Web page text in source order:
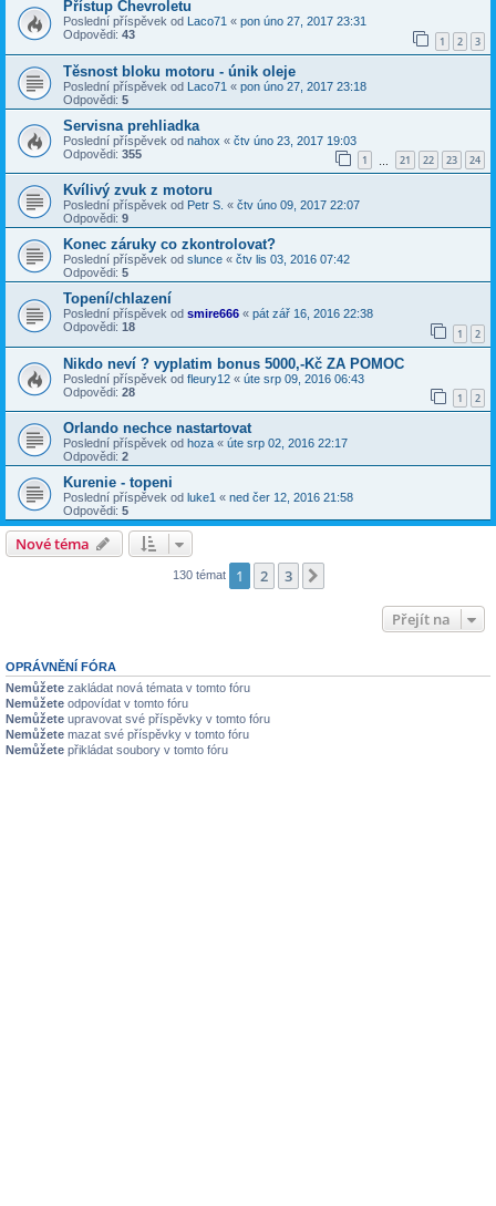
Přístup Chevroletu
Poslední příspěvek od Laco71 « pon úno 27, 2017 23:31
Odpovědi: 43 1 2 3
Těsnost bloku motoru - únik oleje
Poslední příspěvek od Laco71 « pon úno 27, 2017 23:18
Odpovědi: 5
Servisna prehliadka
Poslední příspěvek od nahox « čtv úno 23, 2017 19:03
Odpovědi: 355 1 21 22 23 24
Kvílivý zvuk z motoru
Poslední příspěvek od Petr S. « čtv úno 09, 2017 22:07
Odpovědi: 9
Konec záruky co zkontrolovat?
Poslední příspěvek od slunce « čtv lis 03, 2016 07:42
Odpovědi: 5
Topení/chlazení
Poslední příspěvek od smire666 « pát zář 16, 2016 22:38
Odpovědi: 18 1 2
Nikdo neví ? vyplatim bonus 5000,-Kč ZA POMOC
Poslední příspěvek od fleury12 « úte srp 09, 2016 06:43
Odpovědi: 28 1 2
Orlando nechce nastartovat
Poslední příspěvek od hoza « úte srp 02, 2016 22:17
Odpovědi: 2
Kurenie - topeni
Poslední příspěvek od luke1 « ned čer 12, 2016 21:58
Odpovědi: 5
Nové téma
130 témat 1 2 3
Přejít na
OPRÁVNĚNÍ FÓRA
Nemůžete zakládat nová témata v tomto fóru
Nemůžete odpovídat v tomto fóru
Nemůžete upravovat své příspěvky v tomto fóru
Nemůžete mazat své příspěvky v tomto fóru
Nemůžete přikládat soubory v tomto fóru